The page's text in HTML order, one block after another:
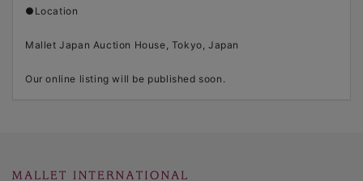
●Location
Mallet Japan Auction House, Tokyo, Japan
Our online listing will be published soon.